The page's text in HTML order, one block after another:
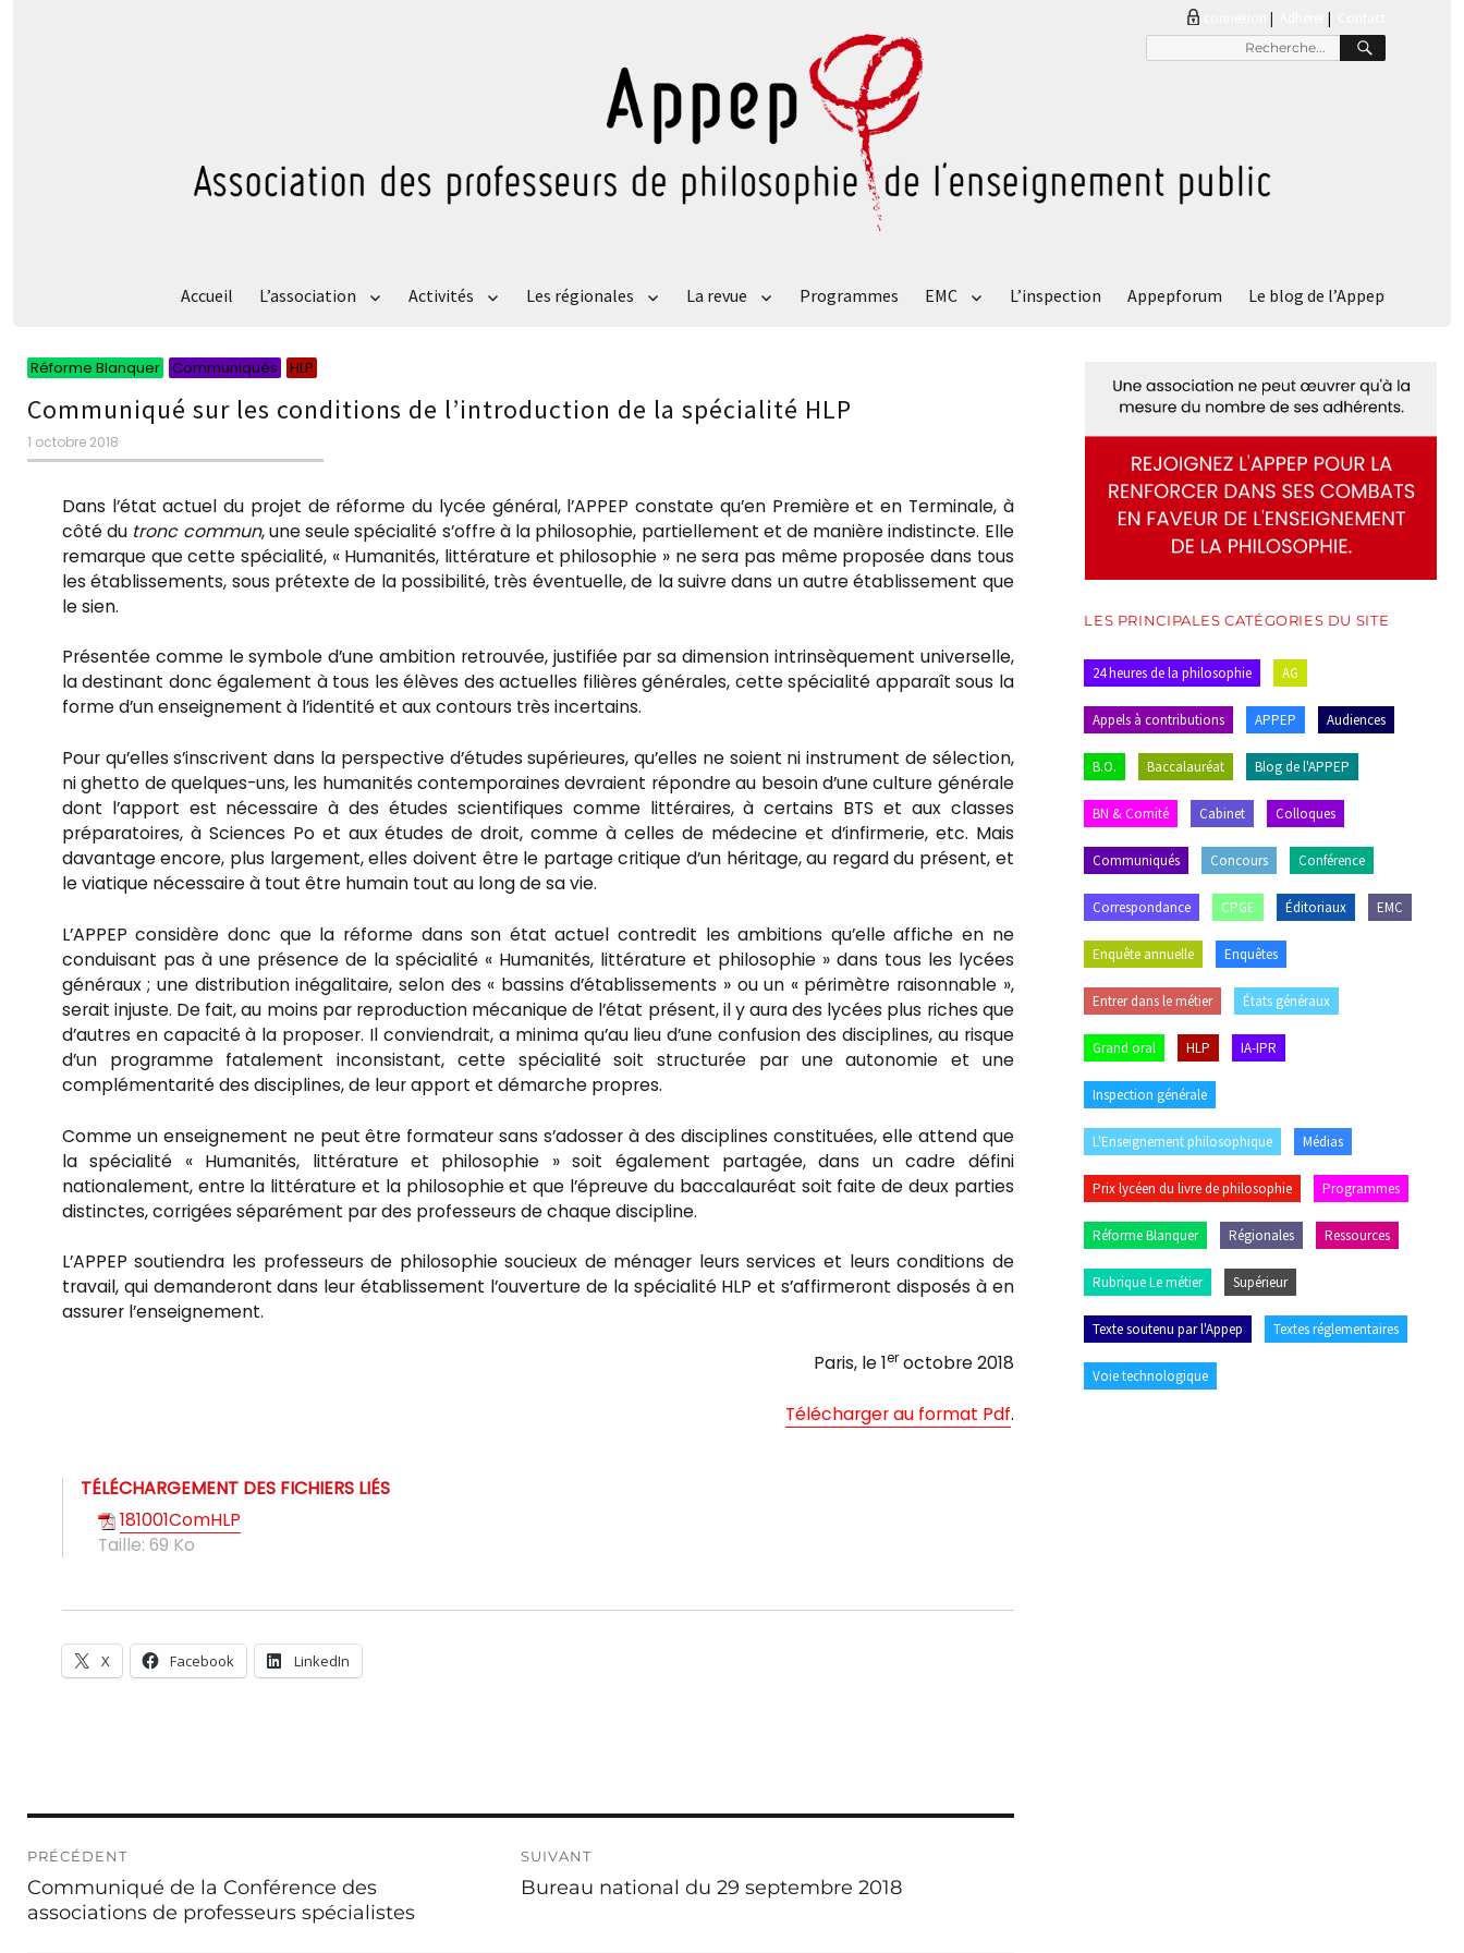
|
pour
Accueil L’association Activités Les régionales La revue Programmes EMC L’inspection Appepforum Le blog de l’Appep
Réforme Blanquer Communiqués HLP
Communiqué sur les conditions de l’introduction de la spécialité HLP
Publié
le
1 octobre 2018
Dans l’état actuel du projet de réforme du lycée général, l’APPEP constate qu’en Première et en Terminale, à
côté du tronc commun, une seule spécialité s’offre à la philosophie, partiellement et de manière indistincte. Elle
remarque que cette spécialité, « Humanités, littérature et philosophie » ne sera pas même proposée dans tous
les établissements, sous prétexte de la possibilité, très éventuelle, de la suivre dans un autre établissement que
le sien.
Présentée comme le symbole d’une ambition retrouvée, justifiée par sa dimension intrinsèquement universelle,
la destinant donc également à tous les élèves des actuelles filières générales, cette spécialité apparaît sous la
forme d’un enseignement à l’identité et aux contours très incertains.
Pour qu’elles s’inscrivent dans la perspective d’études supérieures, qu’elles ne soient ni instrument de sélection,
ni ghetto de quelques-uns, les humanités contemporaines devraient répondre au besoin d’une culture générale
dont l’apport est nécessaire à des études scientifiques comme littéraires, à certains BTS et aux classes
préparatoires, à Sciences Po et aux études de droit, comme à celles de médecine et d’infirmerie, etc. Mais
davantage encore, plus largement, elles doivent être le partage critique d’un héritage, au regard du présent, et
le viatique nécessaire à tout être humain tout au long de sa vie.
L’APPEP considère donc que la réforme dans son état actuel contredit les ambitions qu’elle affiche en ne
conduisant pas à une présence de la spécialité « Humanités, littérature et philosophie » dans tous les lycées
généraux ; une distribution inégalitaire, selon des « bassins d’établissements » ou un « périmètre raisonnable »,
serait injuste. De fait, au moins par reproduction mécanique de l’état présent, il y aura des lycées plus riches que
d’autres en capacité à la proposer. Il conviendrait, a minima qu’au lieu d’une confusion des disciplines, au risque
d’un programme fatalement inconsistant, cette spécialité soit structurée par une autonomie et une
complémentarité des disciplines, de leur apport et démarche propres.
Comme un enseignement ne peut être formateur sans s’adosser à des disciplines constituées, elle attend que
la spécialité « Humanités, littérature et philosophie » soit également partagée, dans un cadre défini
nationalement, entre la littérature et la philosophie et que l’épreuve du baccalauréat soit faite de deux parties
distinctes, corrigées séparément par des professeurs de chaque discipline.
L’APPEP soutiendra les professeurs de philosophie soucieux de ménager leurs services et leurs conditions de
travail, qui demanderont dans leur établissement l’ouverture de la spécialité HLP et s’affirmeront disposés à en
assurer l’enseignement.
Paris, le 1eroctobre 2018
Télécharger au format Pdf.
TÉLÉCHARGEMENT DES FICHIERS LIÉS
181001ComHLP
Taille: 69 Ko
X Facebook LinkedIn
de
l’article
PRÉCÉDENT
Publication
précédente :
Communiqué de la Conférence des
associations de professeurs spécialistes
SUIVANT
Publication
Bureau national du 29 septembre 2018
LES PRINCIPALES CATÉGORIES DU SITE
24 heures de la philosophie AG
Appels à contributions APPEP Audiences
B.O. Baccalauréat Blog de l'APPEP
BN & Comité Cabinet Colloques
Communiqués Concours Conférence
Correspondance CPGE Éditoriaux EMC
Enquête annuelle Enquêtes
Entrer dans le métier États généraux
Grand oral HLP IA-IPR
Inspection générale
L'Enseignement philosophique Médias
Prix lycéen du livre de philosophie Programmes
Réforme Blanquer Régionales Ressources
Rubrique Le métier Supérieur
Texte soutenu par l'Appep Textes réglementaires
Voie technologique